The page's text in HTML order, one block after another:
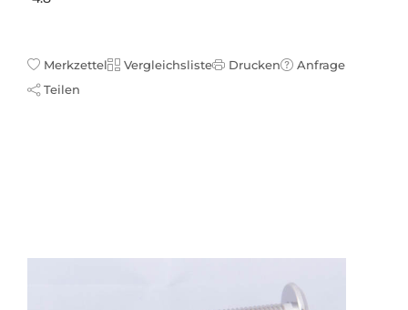
Merkzettel Vergleichsliste Drucken
Anfrage
Teilen